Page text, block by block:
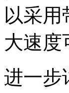
以采用
大速度
进一步